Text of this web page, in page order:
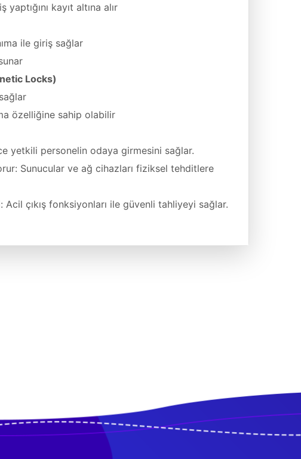
kayıt altına alır
ile giriş sağlar
Locks)
özelliğine sahip olabilir
yetkili personelin odaya girmesini sağlar.
Sunucular ve ağ cihazları fiziksel tehditlere
çıkış fonksiyonları ile güvenli tahliyeyi sağlar.